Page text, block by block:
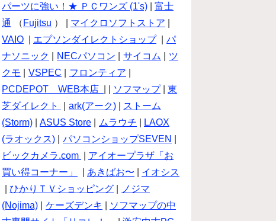
パーツに強い！★ ＰＣワンズ (1's)
富士
通
（ Fujitsu ） | マイクロソフトストア
VAIO
エプソンダイレクトショップ
パ
ナソニック
NECパソコン サイコム
ツ
クモ
VSPEC フロンティア
PCDEPOT WEB本店
ソフマップ| 東
芝ダイレクト
ark(アーク)
ストーム
(Storm)
ASUS Store ムラウチ
LAOX
(ラオックス)
パソコンショップSEVEN
ビックカメラ.com
アイオープラザ「お
買い得コーナー」
あきばお〜
イオシス
ひかりＴＶショッピング
ノジマ
(Nojima)
ケーズデンキ
ソフマップの中